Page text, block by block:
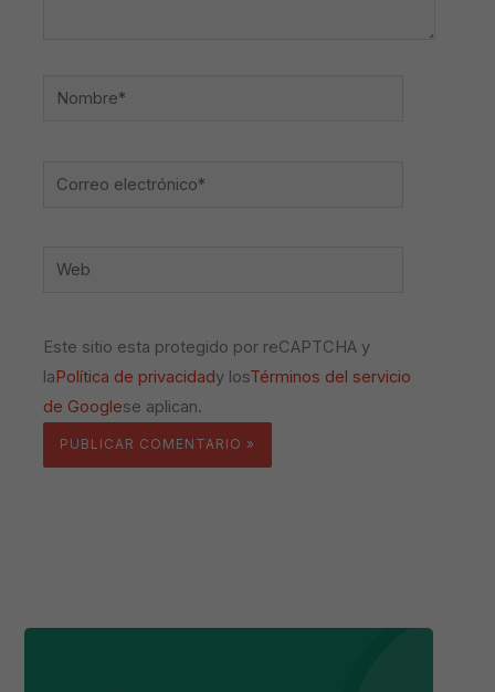
Nombre*
Correo
Web
Este sitio esta protegido por reCAPTCHA y
laPolítica de privacidady losTérminos del servicio
de Googlese aplican.